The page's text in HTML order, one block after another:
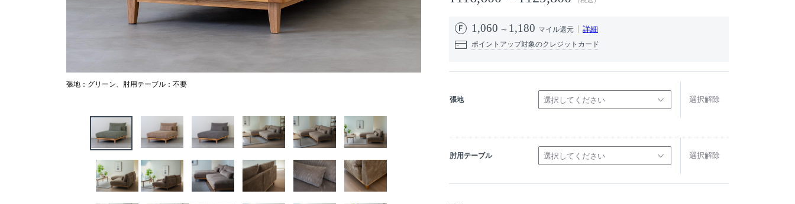
1,060 1,180 マイル還元 詳細
ポイントアップ対象のクレジットカード
張地 選択してください 選択解除
肘用テーブル 選択してください 選択解除
張地：グリーン、肘用テーブル：不要